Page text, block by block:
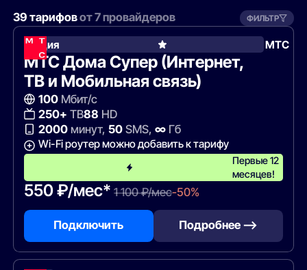
39 тарифовот 7 провайдеров ФИЛЬТР
Акция МТС
МТС Дома Супер (Интернет,
ТВ и Мобильная связь)
100Мбит/с
250+ ТВ88 HD
2000минут, 50SMS, ∞Гб
Wi-Fi роутер можно добавить к тарифу
Первые 12
месяцев!
550 ₽/мес* 1 100 ₽/мес-50%
Подключить Подробнее —>